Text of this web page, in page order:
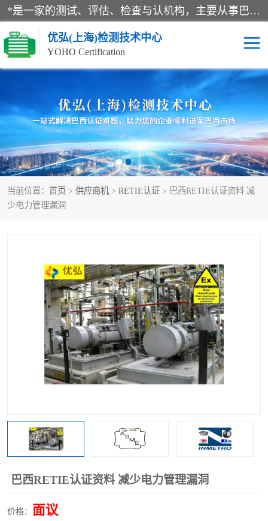
*是一家的测试、评估、检查与认机构，主要从事巴西NR10认证、NR12认证、NR13认证；ANATEL认证、INMTRO认证，欧盟CE认证：MD认证，PED认证，MID认证，ATEX认证，德国蓝色天使认证。
优弘(上海)检测技术中心
YOHO Certification
当前位置： 首页 > 供应商机 > RETIE认证 > 巴西RETIE认证资料 减
少电力管理漏洞
巴西RETIE认证资料 减少电力管理漏洞
价格： 面议
RECYCLASS认证 NR10认证
NR12认证 NR13认证
ART认证 巴西NR认证
巴西认证 RETIE认证